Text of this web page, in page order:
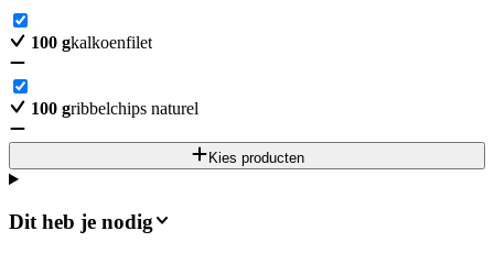
100 gkalkoenfilet
100 gribbelchips naturel
Kies producten
Dit heb je nodig